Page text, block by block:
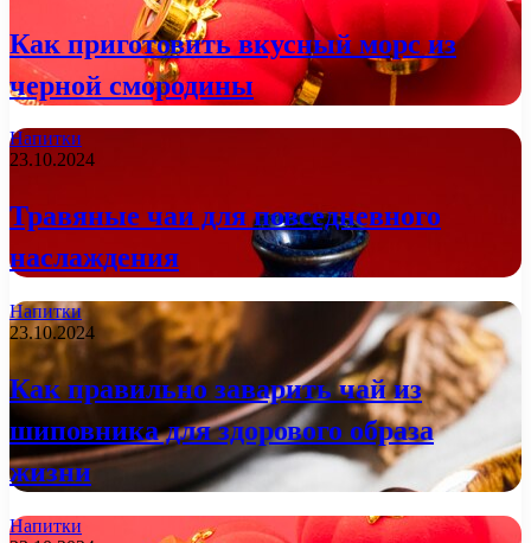
Как приготовить вкусный морс из
черной смородины
Напитки
23.10.2024
Травяные чаи для повседневного
наслаждения
Напитки
23.10.2024
Как правильно заварить чай из
шиповника для здорового образа
жизни
Напитки